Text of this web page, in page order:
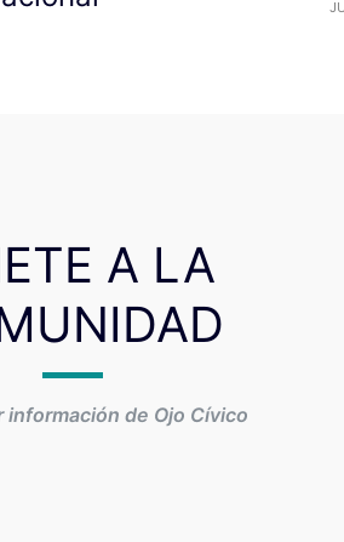
A LA
información de Ojo Cívico